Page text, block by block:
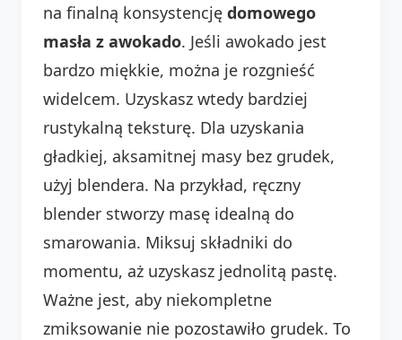
na finalną konsystencję domowego
masła z awokado. Jeśli awokado jest
bardzo miękkie, można je rozgnieść
widelcem. Uzyskasz wtedy bardziej
rustykalną teksturę. Dla uzyskania
gładkiej, aksamitnej masy bez grudek,
użyj blendera. Na przykład, ręczny
blender stworzy masę idealną do
smarowania. Miksuj składniki do
momentu, aż uzyskasz jednolitą pastę.
Ważne jest, aby niekompletne
zmiksowanie nie pozostawiło grudek. To